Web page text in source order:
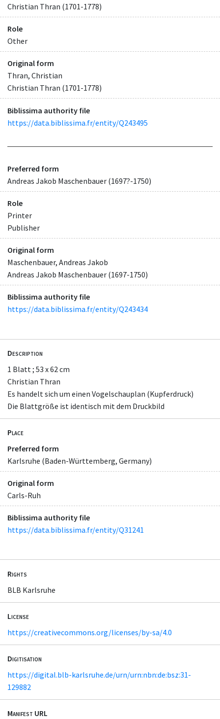
Christian Thran (1701-1778)
Role
Other
Original form
Thran, Christian
Christian Thran (1701-1778)
Biblissima authority file
https://data.biblissima.fr/entity/Q243495
Preferred form
Andreas Jakob Maschenbauer (1697?-1750)
Role
Printer
Publisher
Original form
Maschenbauer, Andreas Jakob
Andreas Jakob Maschenbauer (1697-1750)
Biblissima authority file
https://data.biblissima.fr/entity/Q243434
Description
1 Blatt ; 53 x 62 cm
Christian Thran
Es handelt sich um einen Vogelschauplan (Kupferdruck)
Die Blattgröße ist identisch mit dem Druckbild
Place
Preferred form
Karlsruhe (Baden-Württemberg, Germany)
Original form
Carls-Ruh
Biblissima authority file
https://data.biblissima.fr/entity/Q31241
Rights
BLB Karlsruhe
License
https://creativecommons.org/licenses/by-sa/4.0
Digitisation
https://digital.blb-karlsruhe.de/urn/urn:nbn:de:bsz:31-
129882
Manifest URL